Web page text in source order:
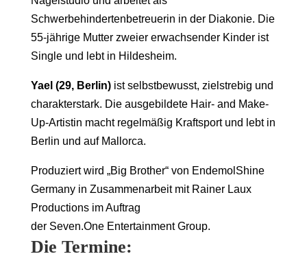
Schwerbehindertenbetreuerin in der Diakonie. Die
55-jährige Mutter zweier erwachsender Kinder ist
Single und lebt in Hildesheim.
Yael (29, Berlin) ist selbstbewusst, zielstrebig und
charakterstark. Die ausgebildete Hair- and Make-
Up-Artistin macht regelmäßig Kraftsport und lebt in
Berlin und auf Mallorca.
Produziert wird „Big Brother“ von EndemolShine
Germany in Zusammenarbeit mit Rainer Laux
Productions im Auftrag
der Seven.One Entertainment Group.
Die Termine: